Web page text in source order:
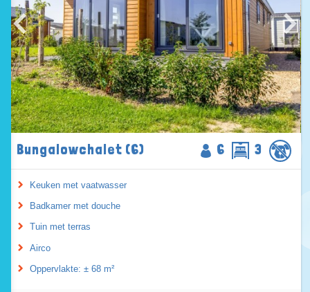
Bungalowchalet (6) 6 3
Keuken met vaatwasser
Badkamer met douche
Tuin met terras
Airco
Oppervlakte: ± 68 m²